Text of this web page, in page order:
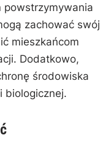
powstrzymywania
zachować swój
⁣mieszkańcom
Dodatkowo,
środowiska
biologicznej.